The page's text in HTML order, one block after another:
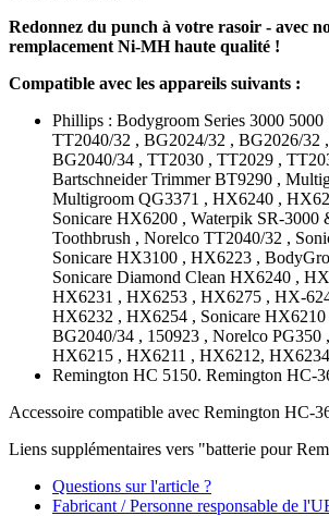
Redonnez du punch à votre rasoir - avec
remplacement Ni-MH haute qualité !
Compatible avec les appareils suivants :
Phillips : Bodygroom Series 3000
TT2040/32 , BG2024/32 , BG2026/32
BG2040/34 , TT2030 , TT2029 ,
Bartschneider Trimmer BT9290 ,
Multigroom QG3371 , HX6240 ,
Sonicare HX6200 , Waterpik SR-3000
Toothbrush , Norelco TT2040/32 ,
Sonicare HX3100 , HX6223 ,
Sonicare Diamond Clean HX6240 ,
HX6231 , HX6253 , HX6275 , HX-
HX6232 , HX6254 , Sonicare
BG2040/34 , 150923 , Norelco PG350
HX6215 , HX6211 , HX6212,
Remington HC 5150. Remington HC-
Accessoire compatible avec Remington HC-
Liens supplémentaires vers "batterie pour
Questions sur l'article ?
Fabricant / Personne responsable de